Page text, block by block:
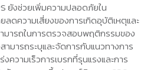
ยังช่วยเพิ่มความปลอดภัยใน
ดความเสี่ยงของการเกิดอุบัติเหตุและ
มารถในการตรวจสอบพฤติกรรมของ
มารถระบุและจัดการกับแนวทางการ
ความเร็วการเบรกที่รุนแรงและการ